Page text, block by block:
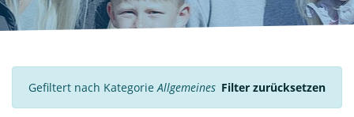
Gefiltert nach Kategorie Allgemeines Filter zurücksetzen